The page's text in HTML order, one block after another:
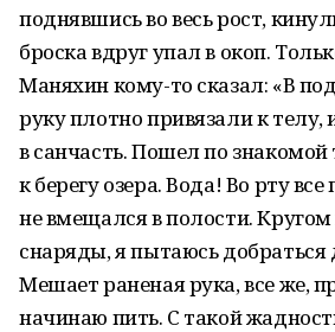
поднявшись во весь рост,
броска вдруг упал в окоп.
Маняхин кому-то сказал: «В
руку плотно привязали к
в санчасть. Пошел по
к берегу озера. Вода! Во рту
не вмещался в полости.
снаряды, я пытаюсь добраться
Мешает раненая рука, все же,
начинаю пить. С такой